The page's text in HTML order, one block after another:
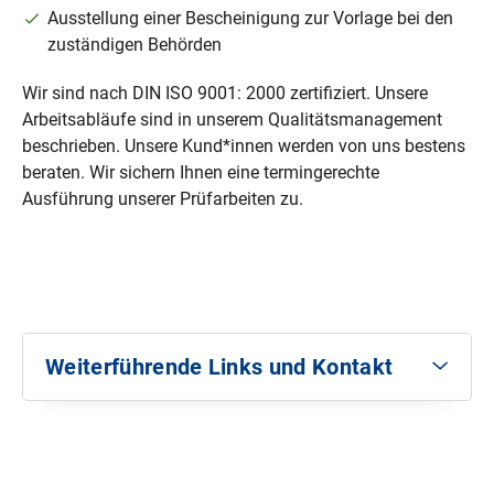
155,00
184,45
Ausstellung einer Bescheinigung zur Vorlage bei den
zuständigen Behörden
Wir sind nach DIN ISO 9001: 2000 zertifiziert. Unsere
Arbeitsabläufe sind in unserem Qualitätsmanagement
beschrieben. Unsere Kund*innen werden von uns bestens
beraten. Wir sichern Ihnen eine termingerechte
Ausführung unserer Prüfarbeiten zu.
Weiterführende Links und Kontakt
Verband der Elektrotechnik, Elektronik und